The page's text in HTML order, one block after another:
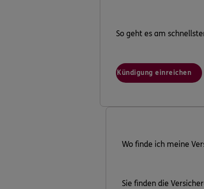
So geht es am
Kündigung einreichen
Wo finde ich meine
Sie finden die